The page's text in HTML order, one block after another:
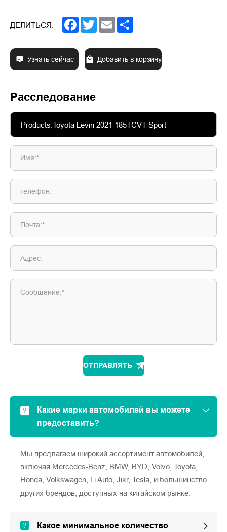
ДЕЛИТЬСЯ: Facebook
TwitterEmail
Узнать сейчас Добавить в корзину
Расследование
Имя:*
телефон:
Почта:*
Адрес:
Сообщение:*
ОТПРАВЛЯТЬ
Какие марки автомобилей вы можете
предоставить?
Мы предлагаем широкий ассортимент автомобилей,
включая Mercedes-Benz, BMW, BYD, Volvo, Toyota,
Honda, Volkswagen, Li Auto, Jikr, Tesla, и большинство
других брендов, доступных на китайском рынке.
Какое минимальное количество